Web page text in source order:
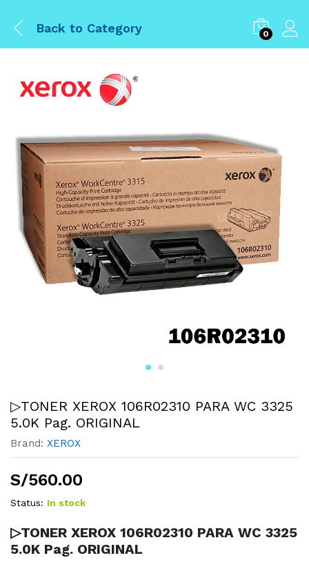
Back to Category 0
▷TONER XEROX 106R02310 PARA WC 3325
5.0K Pag. ORIGINAL
Brand: XEROX
S/560.00
Status: In stock
▷TONER XEROX 106R02310 PARA WC 3325
5.0K Pag. ORIGINAL